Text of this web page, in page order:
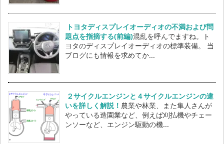
トヨタディスプレイオーディオの不満および問
題点を指摘する(前編)混乱を呼んでますね。ト
ヨタのディスプレイオーディオの標準装備。 当
ブログにも情報を求めてか...
２サイクルエンジンと４サイクルエンジンの違
いを詳しく解説！ 農業や林業、また隼人さんが
やっている造園業など、例えば刈払機やチェー
ンソーなど、エンジン駆動の機...